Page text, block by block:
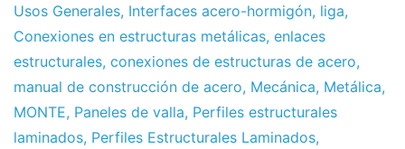
Usos Generales, Interfaces acero-hormigón, liga,
Conexiones en estructuras metálicas, enlaces
estructurales, conexiones de estructuras de acero,
manual de construcción de acero, Mecánica, Metálica,
MONTE, Paneles de valla, Perfiles estructurales
laminados, Perfiles Estructurales Laminados,